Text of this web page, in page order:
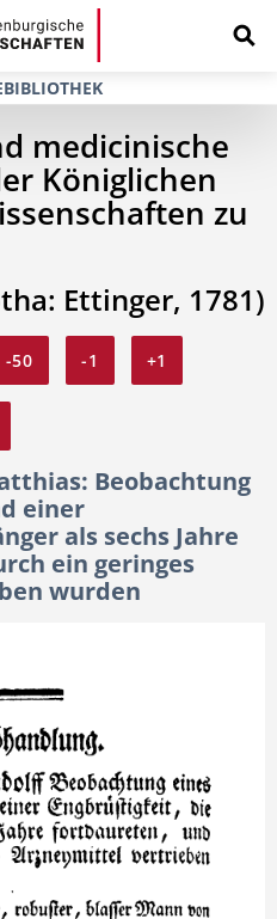
medicinische
Königlichen
zu
Ettinger, 1781)
-50 -1 +1
Beobachtung
einer
als sechs Jahre
ein geringes
wurden